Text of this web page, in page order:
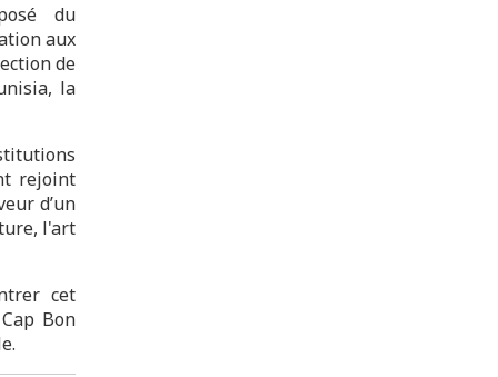
du
aux
de
la
rejoint
d’un
l'art
cet
Bon